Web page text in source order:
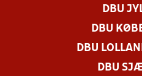
DBU
DBU
DBU
DBU